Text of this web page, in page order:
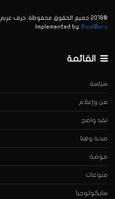
©2018 جميع الحقوق محفوظة. حرف عربي +
Implemented by: PixelBuro
القائمة
سياسة
فن وإعلام
نقد واضح
صحة وهنا
موضة
منوعات
سايكولوجيا